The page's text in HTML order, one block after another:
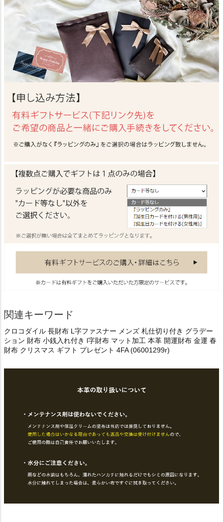
関連キーワード
クロコダイル 長財布 L字ファスナー メンズ 札仕切り付き グラデー
ション 財布 小銭入れ付き l字財布 マット加工 本革 開運財布 金運 春
財布 クリスマス ギフト プレゼント 4FA (06001299r)